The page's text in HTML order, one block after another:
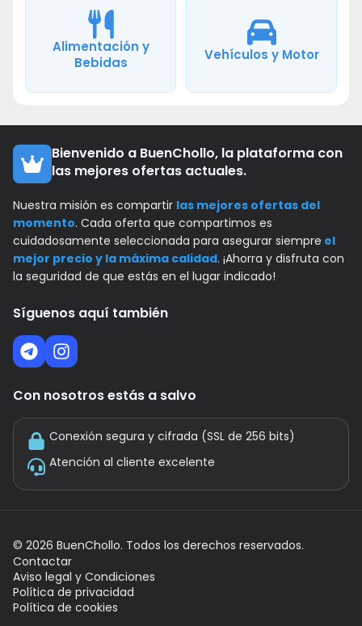
Alimentación y
Bebidas
Vehículos y Motor
Bienvenido a BuenChollo, la plataforma con
las mejores ofertas actuales.
Nuestra misión es compartir las mejores ofertas del
momento. Cada oferta que compartimos es
cuidadosamente seleccionada para asegurar siempre el
mejor precio y la máxima calidad. ¡Ahorra y disfruta con
la seguridad de que estás en el lugar indicado!
Síguenos aquí también
Con nosotros estás a salvo
Conexión segura y cifrada (SSL de 256 bits)
Atención al cliente excelente
© 2026 BuenChollo. Todos los derechos reservados.
Contactar
Aviso legal y Condiciones
Política de privacidad
Política de cookies